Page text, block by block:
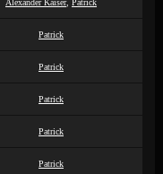
Alexander Kaiser, Patrick
Patrick
Patrick
Patrick
Patrick
Patrick